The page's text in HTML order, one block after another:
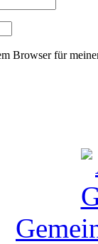
Browser für